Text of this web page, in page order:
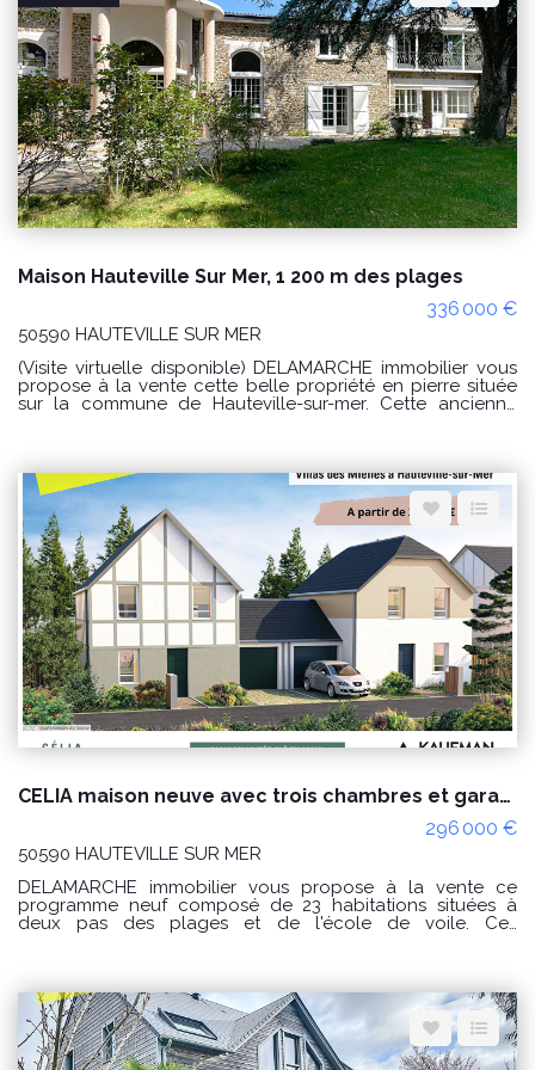
annuelles d'énergie pour un usage standard : entre 1 330 €
et 1 840 €/an Prix moyens des énergies indexés sur les
années 2021, 2022 et 2023 (abonnements compris). Les
informations sur les risques auxquels ce bien est exposé
sont disponibles sur le site Géorisques :
www.georisques.gouv.fr Référence : 10528JO Pour plus
d'informations ou pour organiser une visite n'hésitez pas à
nous contacter par téléphone au 02 33 46 96 79.
Maison Hauteville Sur Mer, 1 200 m des plages
336 000 €
50590 HAUTEVILLE SUR MER
(Visite virtuelle disponible) DELAMARCHE immobilier vous
propose à la vente cette belle propriété en pierre située
sur la commune de Hauteville-sur-mer. Cette ancienne
vaste séjour au plafond cathédrale. Venant à la suite, un
salon plus cosy vous accueillera autour de sa cheminée.
Une cuisine dînatoire vous accueillera ensuite avec son
cachet plus rustique. 3 chambres et un grand studio
permettront d'accueillir votre famille. L'extérieur est très
plaisant aussi avec un jardin arboré sans vis-à-vis avec
plusieurs petites dépendances. Commerces à pied ! Cette
belle demeure est proposée au prix de 349 000€
honoraires à la charge du vendeur. Classe énergie : D (223)
Classe climat : B (7) Montant estimé des dépenses
annuelles d'énergie pour un usage standard : entre 4 770
€ et 6 510€/an Prix moyens des énergies indexés sur les
années 2021, 2022 et 2023 (abonnements compris). Les
informations sur les risques auxquels ce bien est exposé
sont disponibles sur le site Géorisques :
www.georisques.gouv.fr Référence : 9599JO Pour plus
CELIA maison neuve avec trois chambres et garage 10 000€ de remise jusqu'au 31/10/25 !
296 000 €
50590 HAUTEVILLE SUR MER
DELAMARCHE immobilier vous propose à la vente ce
programme neuf composé de 23 habitations situées à
deux pas des plages et de l'école de voile. Ces
2 chambres à l'étage et un abri de jardin. (8 exemplaires). -
Le modèle ALEXIA : Une maison de 76m² avec 3 chambres
à l'étage et un abri de jardin (2 exemplaires). Modèle
épuisé ! - Le modèle CELIA : Une maison de 80m² avec 3